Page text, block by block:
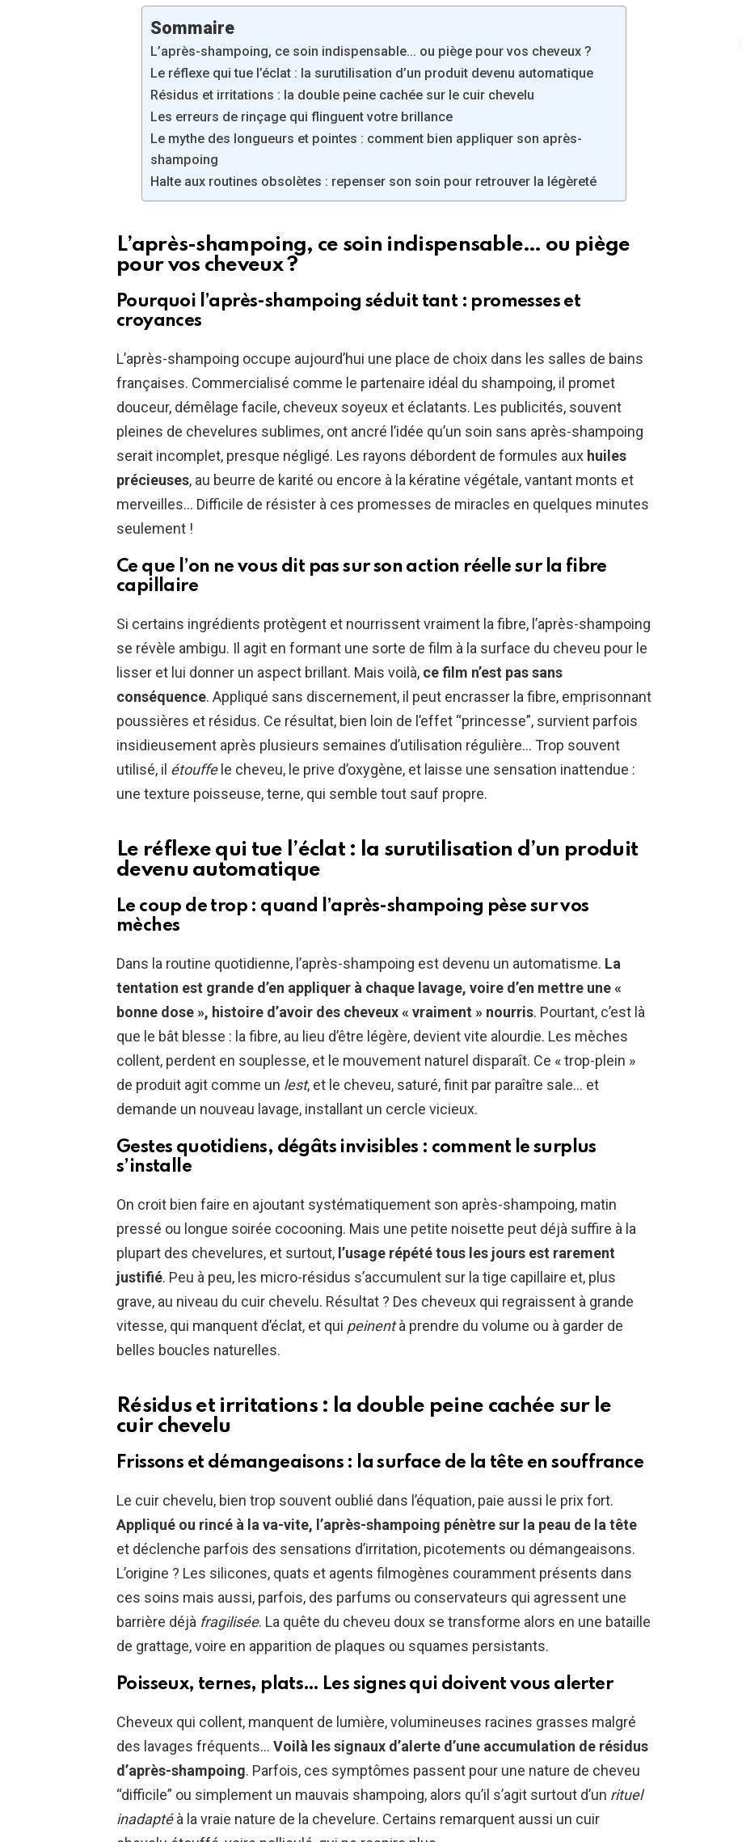
Sommaire
L’après-shampoing, ce soin indispensable… ou piège pour vos cheveux ?
Le réflexe qui tue l’éclat : la surutilisation d’un produit devenu automatique
Résidus et irritations : la double peine cachée sur le cuir chevelu
Les erreurs de rinçage qui flinguent votre brillance
Le mythe des longueurs et pointes : comment bien appliquer son après-
shampoing
Halte aux routines obsolètes : repenser son soin pour retrouver la légèreté
L’après-shampoing, ce soin indispensable… ou piège
pour vos cheveux ?
Pourquoi l’après-shampoing séduit tant : promesses et
croyances
L’après-shampoing occupe aujourd’hui une place de choix dans les salles de bains
françaises. Commercialisé comme le partenaire idéal du shampoing, il promet
douceur, démêlage facile, cheveux soyeux et éclatants. Les publicités, souvent
pleines de chevelures sublimes, ont ancré l’idée qu’un soin sans après-shampoing
serait incomplet, presque négligé. Les rayons débordent de formules aux huiles
précieuses, au beurre de karité ou encore à la kératine végétale, vantant monts et
merveilles… Difficile de résister à ces promesses de miracles en quelques minutes
seulement !
Ce que l’on ne vous dit pas sur son action réelle sur la fibre
capillaire
Si certains ingrédients protègent et nourrissent vraiment la fibre, l’après-shampoing
se révèle ambigu. Il agit en formant une sorte de film à la surface du cheveu pour le
lisser et lui donner un aspect brillant. Mais voilà, ce film n’est pas sans
conséquence. Appliqué sans discernement, il peut encrasser la fibre, emprisonnant
poussières et résidus. Ce résultat, bien loin de l’effet “princesse”, survient parfois
insidieusement après plusieurs semaines d’utilisation régulière… Trop souvent
utilisé, il étouffele cheveu, le prive d’oxygène, et laisse une sensation inattendue :
une texture poisseuse, terne, qui semble tout sauf propre.
Le réflexe qui tue l’éclat : la surutilisation d’un produit
devenu automatique
Le coup de trop : quand l’après-shampoing pèse sur vos
mèches
Dans la routine quotidienne, l’après-shampoing est devenu un automatisme. La
tentation est grande d’en appliquer à chaque lavage, voire d’en mettre une «
bonne dose », histoire d’avoir des cheveux « vraiment » nourris. Pourtant, c’est là
que le bât blesse : la fibre, au lieu d’être légère, devient vite alourdie. Les mèches
collent, perdent en souplesse, et le mouvement naturel disparaît. Ce « trop-plein »
de produit agit comme un lest, et le cheveu, saturé, finit par paraître sale… et
demande un nouveau lavage, installant un cercle vicieux.
Gestes quotidiens, dégâts invisibles : comment le surplus
s’installe
On croit bien faire en ajoutant systématiquement son après-shampoing, matin
pressé ou longue soirée cocooning. Mais une petite noisette peut déjà suffire à la
plupart des chevelures, et surtout, l’usage répété tous les jours est rarement
justifié. Peu à peu, les micro-résidus s’accumulent sur la tige capillaire et, plus
grave, au niveau du cuir chevelu. Résultat ? Des cheveux qui regraissent à grande
vitesse, qui manquent d’éclat, et qui peinentà prendre du volume ou à garder de
belles boucles naturelles.
Résidus et irritations : la double peine cachée sur le
cuir chevelu
Frissons et démangeaisons : la surface de la tête en souffrance
Le cuir chevelu, bien trop souvent oublié dans l’équation, paie aussi le prix fort.
Appliqué ou rincé à la va-vite, l’après-shampoing pénètre sur la peau de la tête
et déclenche parfois des sensations d’irritation, picotements ou démangeaisons.
L’origine ? Les silicones, quats et agents filmogènes couramment présents dans
ces soins mais aussi, parfois, des parfums ou conservateurs qui agressent une
barrière déjà fragilisée. La quête du cheveu doux se transforme alors en une bataille
de grattage, voire en apparition de plaques ou squames persistants.
Poisseux, ternes, plats… Les signes qui doivent vous alerter
Cheveux qui collent, manquent de lumière, volumineuses racines grasses malgré
des lavages fréquents… Voilà les signaux d’alerte d’une accumulation de résidus
d’après-shampoing. Parfois, ces symptômes passent pour une nature de cheveu
“difficile” ou simplement un mauvais shampoing, alors qu’il s’agit surtout d’un rituel
inadaptéà la vraie nature de la chevelure. Certains remarquent aussi un cuir